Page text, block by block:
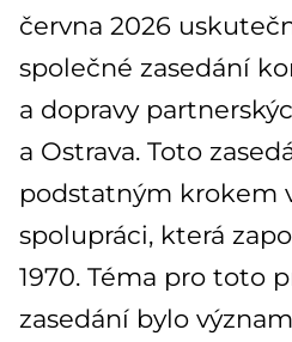
června 2026
společné zasedání
a dopravy
a Ostrava. Toto
podstatným krokem
spolupráci, která
1970. Téma pro toto
zasedání bylo